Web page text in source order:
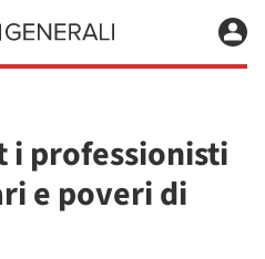
i professionisti
e poveri di